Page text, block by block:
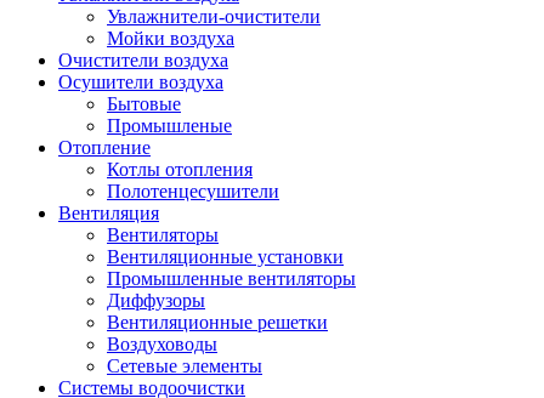
Увлажнители-очистители
Мойки воздуха
Очистители воздуха
Осушители воздуха
Бытовые
Промышленые
Отопление
Котлы отопления
Полотенцесушители
Вентиляция
Вентиляторы
Вентиляционные установки
Промышленные вентиляторы
Диффузоры
Вентиляционные решетки
Воздуховоды
Сетевые элементы
Системы водоочистки